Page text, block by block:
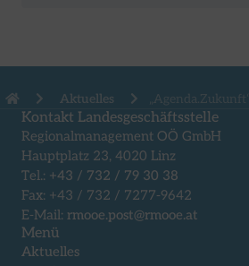
Aktuelles „Agenda.Zukunft“
Kontakt Landesgeschäftsstelle
Regionalmanagement OÖ GmbH
Hauptplatz 23, 4020 Linz
Tel.: +43 / 732 / 79 30 38
Fax: +43 / 732 / 7277-9642
E-Mail: rmooe.post@rmooe.at
Menü
Aktuelles